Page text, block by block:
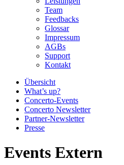
Team
Feedbacks
Glossar
Impressum
AGBs
Support
Kontakt
Übersicht
What’s up?
Concerto-Events
Concerto Newsletter
Partner-Newsletter
Presse
Events Extern